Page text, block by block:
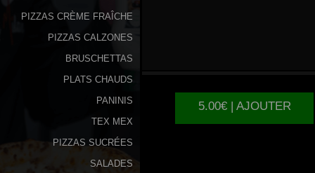
PIZZAS CRÈME FRAÎCHE
PIZZAS CALZONES
BRUSCHETTAS
PLATS CHAUDS
PANINIS
TEX MEX
PIZZAS SUCRÉES
SALADES
5.00€ | AJOUTER